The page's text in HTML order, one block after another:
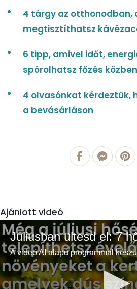
4 tárgy az otthonodban,
megtisztíthatsz
6 tipp, amivel időt,
spórolhatsz főzés közben
4 olvasónkat kérdeztük,
a bevásárláson
Ajánlott videó
A videó AI alapú programmal